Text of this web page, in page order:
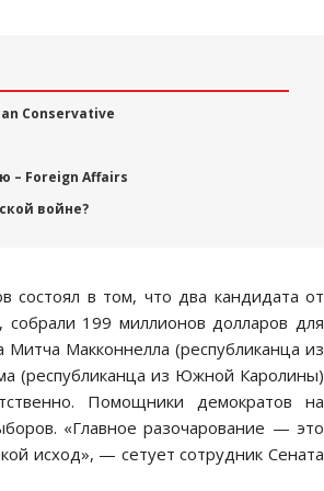
Conservative
– Foreign Affairs
войне?
состоял в том, что два кандидата от
199 миллионов долларов для
Макконнелла (республиканца из
(республиканца из Южной Каролины)
Помощники демократов на
«Главное разочарование — это
исход», — сетует сотрудник Сената